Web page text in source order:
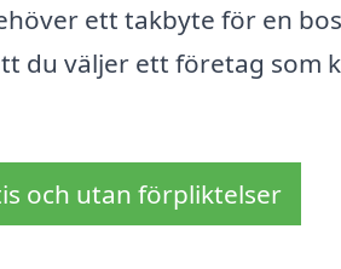
ett takbyte för en
du väljer ett företag som
och utan förpliktelser